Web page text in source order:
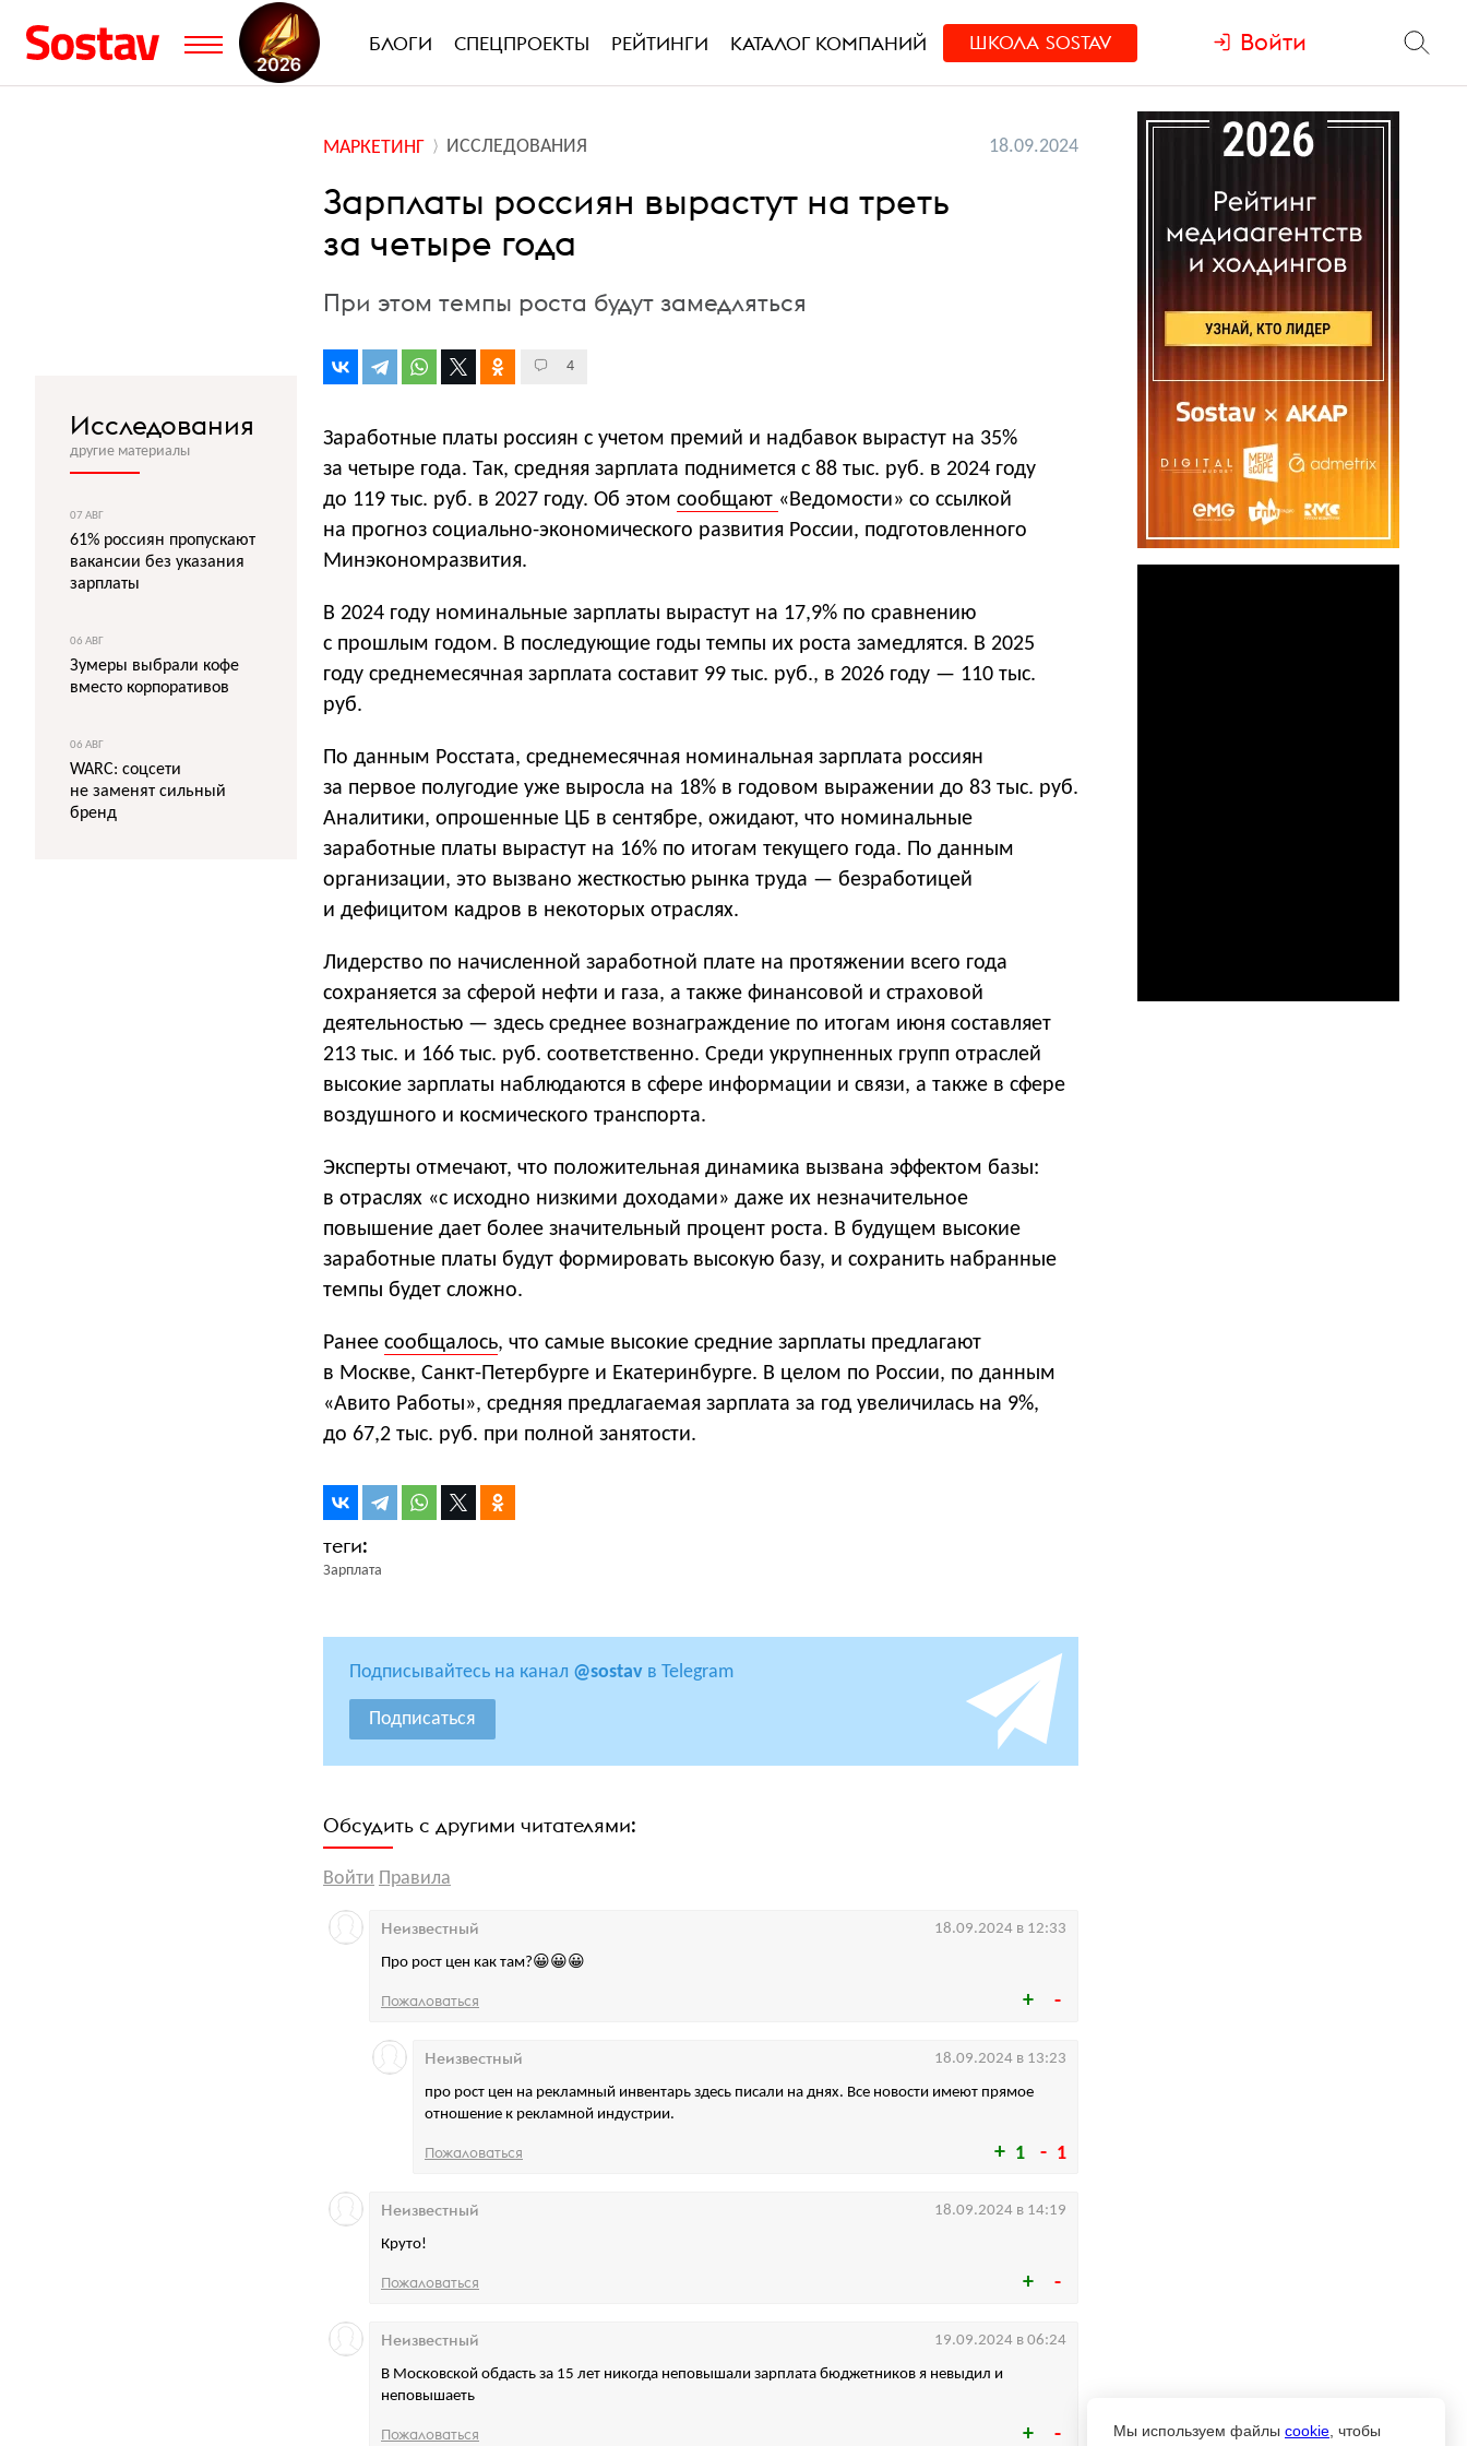
БЛОГИ СПЕЦПРОЕКТЫ РЕЙТИНГИ КАТАЛОГ КОМПАНИЙ ШКОЛА SOSTAV Войти
МАРКЕТИНГ ИССЛЕДОВАНИЯ 18.09.2024
Зарплаты россиян вырастут на треть
за четыре года
При этом темпы роста будут замедляться
4
Заработные платы россиян с учетом премий и надбавок вырастут на 35%
за четыре года. Так, средняя зарплата поднимется с 88 тыс. руб. в 2024 году
до 119 тыс. руб. в 2027 году. Об этом сообщают «Ведомости» со ссылкой
на прогноз социально-экономического развития России, подготовленного
Минэкономразвития.
В 2024 году номинальные зарплаты вырастут на 17,9% по сравнению
с прошлым годом. В последующие годы темпы их роста замедлятся. В 2025
году среднемесячная зарплата составит 99 тыс. руб., в 2026 году — 110 тыс.
руб.
По данным Росстата, среднемесячная номинальная зарплата россиян
за первое полугодие уже выросла на 18% в годовом выражении до 83 тыс. руб.
Аналитики, опрошенные ЦБ в сентябре, ожидают, что номинальные
заработные платы вырастут на 16% по итогам текущего года. По данным
организации, это вызвано жесткостью рынка труда — безработицей
и дефицитом кадров в некоторых отраслях.
Лидерство по начисленной заработной плате на протяжении всего года
сохраняется за сферой нефти и газа, а также финансовой и страховой
деятельностью — здесь среднее вознаграждение по итогам июня составляет
213 тыс. и 166 тыс. руб. соответственно. Среди укрупненных групп отраслей
высокие зарплаты наблюдаются в сфере информации и связи, а также в сфере
воздушного и космического транспорта.
Эксперты отмечают, что положительная динамика вызвана эффектом базы:
в отраслях «с исходно низкими доходами» даже их незначительное
повышение дает более значительный процент роста. В будущем высокие
заработные платы будут формировать высокую базу, и сохранить набранные
темпы будет сложно.
Ранее сообщалось, что самые высокие средние зарплаты предлагают
в Москве, Санкт-Петербурге и Екатеринбурге. В целом по России, по данным
«Авито Работы», средняя предлагаемая зарплата за год увеличилась на 9%,
до 67,2 тыс. руб. при полной занятости.
Зарплата
Подписывайтесь на канал @sostav в Telegram
Подписаться
Обсудить с другими читателями:
Войти Правила
Про рост цен как там?😀😀😀
Неизвестный 18.09.2024 в 12:33
Пожаловаться
1 1
про рост цен на рекламный инвентарь здесь писали на днях. Все новости имеют прямое
отношение к рекламной индустрии.
Неизвестный 18.09.2024 в 13:23
Пожаловаться
Круто!
Неизвестный 18.09.2024 в 14:19
Пожаловаться
В Московской обдасть за 15 лет никогда неповышали зарплата бюджетников я невыдил и
неповышаеть
Неизвестный 19.09.2024 в 06:24
Пожаловаться
Исследования
другие материалы
07 АВГ
61% россиян пропускают
вакансии без указания
зарплаты
06 АВГ
Зумеры выбрали кофе
вместо корпоративов
06 АВГ
WARC: соцсети
не заменят сильный
бренд
Мы используем файлы cookie , чтобы